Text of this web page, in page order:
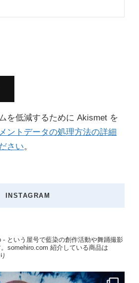
を低減するために Akismet を
ントデータの処理方法の詳細
さい。
INSTAGRAM
- という屋号で藍染の創作活動や舞踊撮影
somehiro.com 紹介している商品は